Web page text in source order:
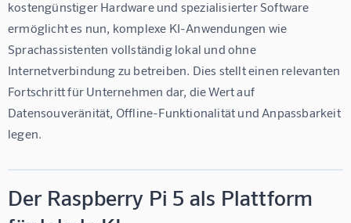
kostengünstiger Hardware und spezialisierter Software
ermöglicht es nun, komplexe KI-Anwendungen wie
Sprachassistenten vollständig lokal und ohne
Internetverbindung zu betreiben. Dies stellt einen relevanten
Fortschritt für Unternehmen dar, die Wert auf
Datensouveränität, Offline-Funktionalität und Anpassbarkeit
legen.
Der Raspberry Pi 5 als Plattform